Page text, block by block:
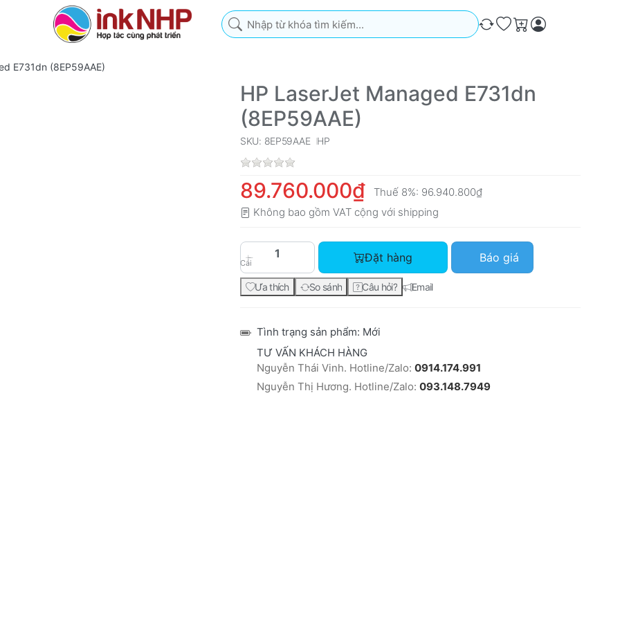
Nhập từ khóa tìm kiếm. Kết quả sẽ tự động xuất hiện khi bạn nhập. Nhấn phím
So sánh
Ưa thích
Giỏ hàng
E731dn (8EP59AAE)
HP LaserJet Managed E731dn
(8EP59AAE)
SKU: 8EP59AAE HP
89.760.000₫ Thuế 8%: 96.940.800₫
Không bao gồm VAT cộng với shipping
Cái
HP LaserJet Managed E731dn (8EP59AAE) với giá
Đặt hàng Báo giá
Ưa thích So sánh Câu hỏi? Email
Tình trạng sản phẩm: Mới
TƯ VẤN KHÁCH HÀNG
Nguyễn Thái Vinh. Hotline/Zalo: 0914.174.991
Nguyễn Thị Hương. Hotline/Zalo: 093.148.7949